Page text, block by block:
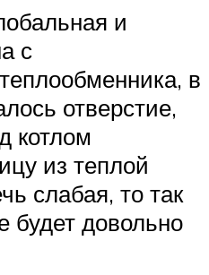
и
с
в
отверстие,
котлом
из теплой
слабая, то так
будет довольно